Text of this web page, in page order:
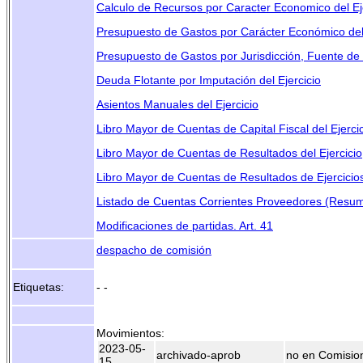
Calculo de Recursos por Caracter Economico del
Presupuesto de Gastos por Carácter Económico
Presupuesto de Gastos por Jurisdicción, Fuente
Deuda Flotante por Imputación del Ejercicio
Asientos Manuales del Ejercicio
Libro Mayor de Cuentas de Capital Fiscal del
Libro Mayor de Cuentas de Resultados del Ejercicio
Libro Mayor de Cuentas de Resultados de
Listado de Cuentas Corrientes Proveedores
Modificaciones de partidas. Art. 41
despacho de comisión
Etiquetas: - -
Movimientos:
2023-05-
archivado-aprob
no en